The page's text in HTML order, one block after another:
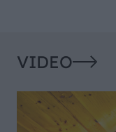
VIDEO